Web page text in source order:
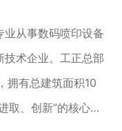
从事数码喷印设备
技术企业。工正总部
拥有总建筑面积10
取、创新”的核心价